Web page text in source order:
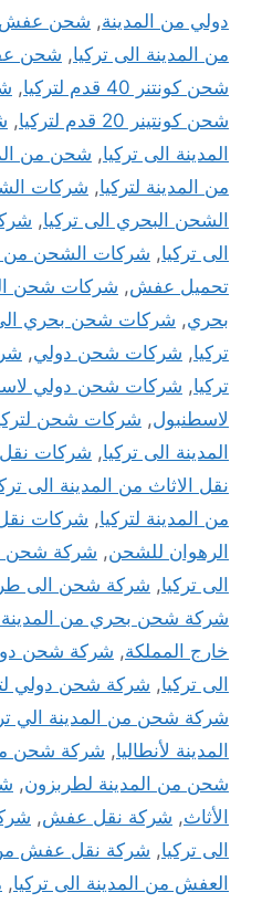
دولي من المدينة, شحن عفش
من المدينة الى تركيا, شحن
شحن كونتنر 40 قدم لتركيا
,
شحن كونتينر 20 قدم لتركيا
,
المدينة الى تركيا, شحن من
من المدينة لتركيا, شركات
الشحن البحري الى تركيا,
الى تركيا, شركات الشحن من
تحميل عفش, شركات شحن
بحري, شركات شحن بحري الى
تركيا, شركات شحن دولي,
تركيا, شركات شحن دولي
لاسطنبول, شركات شحن
المدينة الى تركيا, شركات نقل
نقل الاثاث من المدينة الى
من المدينة لتركيا, شركات
الرهوان للشحن, شركة شحن
الى تركيا, شركة شحن الى
شركة شحن بحري من المدينة
خارج المملكة, شركة شحن
الى تركيا, شركة شحن دولي
شركة شحن من المدينة الي
المدينة لأنطاليا, شركة شحن من
شحن من المدينة لطربزون,
الأثاث, شركة نقل عفش,
الى تركيا, شركة نقل عفش من
العفش من المدينة الى تركيا,